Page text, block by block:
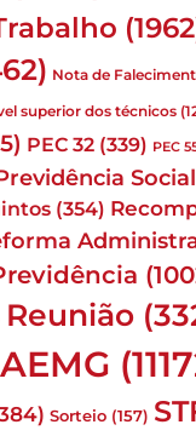
Nota de
superior dos técnicos
PEC 32 (339) PEC
Social
(354)
Reunião
Sorteio (157)